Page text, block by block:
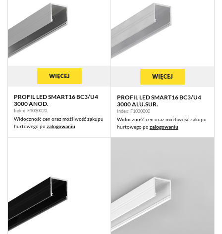
WIĘCEJ
PROFIL LED SMART16 BC3/U4
3000 ANOD.
Index: F1030020
Widoczność cen oraz możliwość zakupu
hurtowego pozalogowaniu
WIĘCEJ
PROFIL LED SMART16 BC3/U4
3000 ALU.SUR.
Index: F1030000
Widoczność cen oraz możliwość zakupu
hurtowego pozalogowaniu